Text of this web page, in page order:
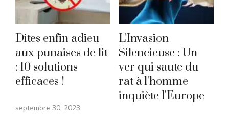
Dites enfin adieu
aux punaises de lit
: 10 solutions
efficaces !
septembre 30, 2023
L'Invasion
Silencieuse : Un
ver qui saute du
rat à l'homme
inquiète l'Europe